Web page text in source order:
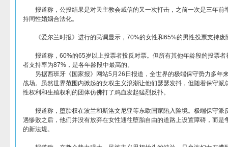
报道称，公投结果是对天主教会威信的又一次打击，之前一次是三年前
持同性婚姻合法化。
《爱尔兰时报》进行的民调显示，70%的女性和65%的男性投票支持废
报道称，60%的65岁以上投票者投反对票。但所有其他年龄段的投票者
者支持率为87%，是各年龄段中最高的。
另据西班牙《国家报》网站5月26日报道，全世界的极端保守势力多年
战场。虽然世界范围内掀起的女权主义浪潮让他们瑟瑟发抖，但随着保守派
性权利和生殖权利的团体仿佛打了鸡血发起猛烈反扑。
报道称，堕胎权在波兰和斯洛文尼亚等东欧国家陷入险境。极端保守派
遇惨败之后，他们并没有放弃在女性通往堕胎自由的道路上设置障碍，而是
的新法规。